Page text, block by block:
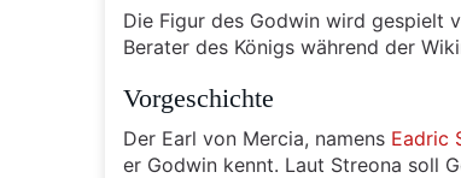
Die Figur des Godwin wird gespielt
Berater des Königs während der
Vorgeschichte
Der Earl von Mercia, namens Eadric
er Godwin kennt. Laut Streona soll